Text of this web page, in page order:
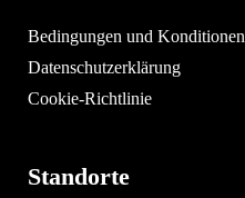
Bedingungen und Konditionen
Datenschutzerklärung
Cookie-Richtlinie
Standorte